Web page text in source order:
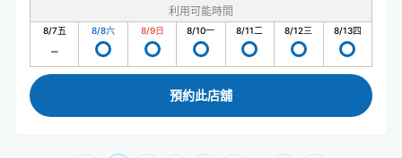
利用可能時間
8/7五 8/8六 8/9日 8/10一 8/11二 8/12三 8/13四
預約此店舖